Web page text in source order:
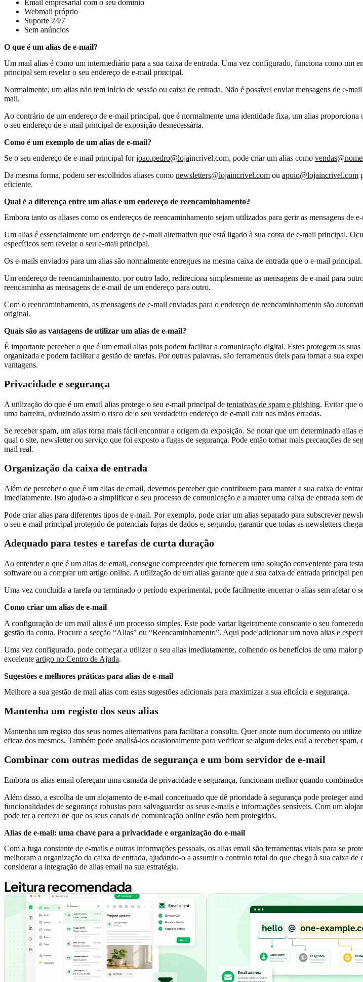
Email empresarial com o seu domínio
Webmail próprio
Suporte 24/7
Sem anúncios
O que é um alias de e-mail?
Um mail alias é como um intermediário para a sua caixa de entrada. Uma vez configurado, funciona como um
principal sem revelar o seu endereço de e-mail principal.
Normalmente, um alias não tem início de sessão ou caixa de entrada. Não é possível enviar mensagens de e-
mail.
Ao contrário de um endereço de e-mail principal, que é normalmente uma identidade fixa, um alias
o seu endereço de e-mail principal de exposição desnecessária.
Como é um exemplo de um alias de e-mail?
Se o seu endereço de e-mail principal forjoao.pedro@lojaincrivel.com, pode criar um alias como
Da mesma forma, podem ser escolhidos aliases como newsletters@lojaincrivel.com ou apoio@lojaincrivel.com
eficiente.
Qual é a diferença entre um alias e um endereço de reencaminhamento?
Embora tanto os aliases como os endereços de reencaminhamento sejam utilizados para gerir as mensagens de
Um alias é essencialmente um endereço de e-mail alternativo que está ligado à sua conta de e-mail principal.
específicos sem revelar o seu e-mail principal.
Os e-mails enviados para um alias são normalmente entregues na mesma caixa de entrada que o e-mail
Um endereço de reencaminhamento, por outro lado, redireciona simplesmente as mensagens de e-mail para
reencaminha as mensagens de e-mail de um endereço para outro.
Com o reencaminhamento, as mensagens de e-mail enviadas para o endereço de reencaminhamento são
original.
Quais são as vantagens de utilizar um alias de e-mail?
É importante perceber o que é um email alias pois podem facilitar a comunicação digital. Estes protegem as
organizada e podem facilitar a gestão de tarefas. Por outras palavras, são ferramentas úteis para tornar a sua
vantagens.
Privacidade e segurança
A utilização do que é um email alias protege o seu e-mail principal de tentativas de spam e phishing. Evitar que
uma barreira, reduzindo assim o risco de o seu verdadeiro endereço de e-mail cair nas mãos erradas.
Se receber spam, um alias torna mais fácil encontrar a origem da exposição. Se notar que um determinado alias
qual o site, newsletter ou serviço que foi exposto a fugas de segurança. Pode então tomar mais precauções de
mail real.
Organização da caixa de entrada
Além de perceber o que é um alias de email, devemos perceber que contribuem para manter a sua caixa de
imediatamente. Isto ajuda-o a simplificar o seu processo de comunicação e a manter uma caixa de entrada sem
Pode criar alias para diferentes tipos de e-mail. Por exemplo, pode criar um alias separado para subscrever
o seu e-mail principal protegido de potenciais fugas de dados e, segundo, garantir que todas as newsletters
Adequado para testes e tarefas de curta duração
Ao entender o que é um alias de email, consegue compreender que fornecem uma solução conveniente para
software ou a comprar um artigo online. A utilização de um alias garante que a sua caixa de entrada principal
Uma vez concluída a tarefa ou terminado o período experimental, pode facilmente encerrar o alias sem afetar o
Como criar um alias de e-mail
A configuração de um mail alias é um processo simples. Este pode variar ligeiramente consoante o seu
gestão da conta. Procure a secção “Alias” ou “Reencaminhamento”. Aqui pode adicionar um novo alias e
Uma vez configurado, pode começar a utilizar o seu alias imediatamente, colhendo os benefícios de uma
excelente artigo no Centro de Ajuda.
Sugestões e melhores práticas para alias de e-mail
Melhore a sua gestão de mail alias com estas sugestões adicionais para maximizar a sua eficácia e segurança.
Mantenha um registo dos seus alias
Mantenha um registo dos seus nomes alternativos para facilitar a consulta. Quer anote num documento ou
eficaz dos mesmos. Também pode analisá-los ocasionalmente para verificar se algum deles está a receber
Combinar com outras medidas de segurança e um bom servidor de e-mail
Embora os alias email ofereçam uma camada de privacidade e segurança, funcionam melhor quando
Além disso, a escolha de um alojamento de e-mail conceituado que dê prioridade à segurança pode proteger
funcionalidades de segurança robustas para salvaguardar os seus e-mails e informações sensíveis. Com um
pode ter a certeza de que os seus canais de comunicação online estão bem protegidos.
Alias de e-mail: uma chave para a privacidade e organização do e-mail
Com a fuga constante de e-mails e outras informações pessoais, os alias email são ferramentas vitais para se
melhoram a organização da caixa de entrada, ajudando-o a assumir o controlo total do que chega à sua caixa
considerar a integração de alias email na sua estratégia.
Leitura recomendada